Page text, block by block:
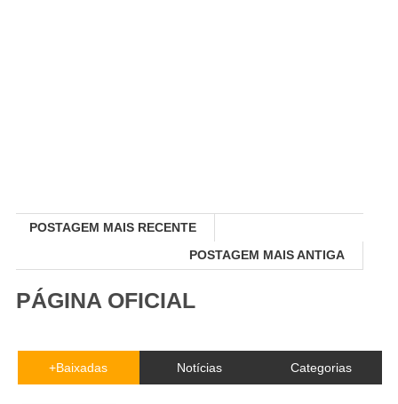
POSTAGEM MAIS RECENTE
POSTAGEM MAIS ANTIGA
PÁGINA OFICIAL
+Baixadas Notícias Categorias